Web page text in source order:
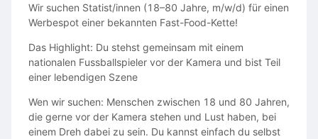
Wir suchen Statist/innen (18–80 Jahre, m/w/d) für einen
Werbespot einer bekannten Fast-Food-Kette!
Das Highlight: Du stehst gemeinsam mit einem
nationalen Fussballspieler vor der Kamera und bist Teil
einer lebendigen Szene
Wen wir suchen: Menschen zwischen 18 und 80 Jahren,
die gerne vor der Kamera stehen und Lust haben, bei
einem Dreh dabei zu sein. Du kannst einfach du selbst